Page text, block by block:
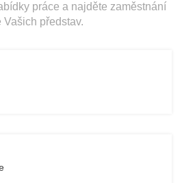
práce a najděte zaměstnání
Vašich představ.